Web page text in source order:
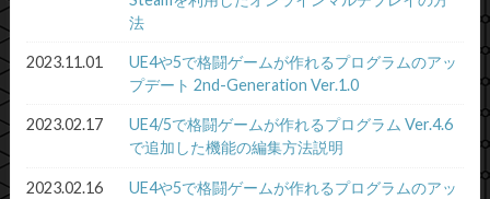
法
2023.11.01
UE4や5で格闘ゲームが作れるプログラムのアッ
プデート 2nd-Generation Ver.1.0
2023.02.17
UE4/5で格闘ゲームが作れるプログラム Ver.4.6
で追加した機能の編集方法説明
2023.02.16
UE4や5で格闘ゲームが作れるプログラムのアッ